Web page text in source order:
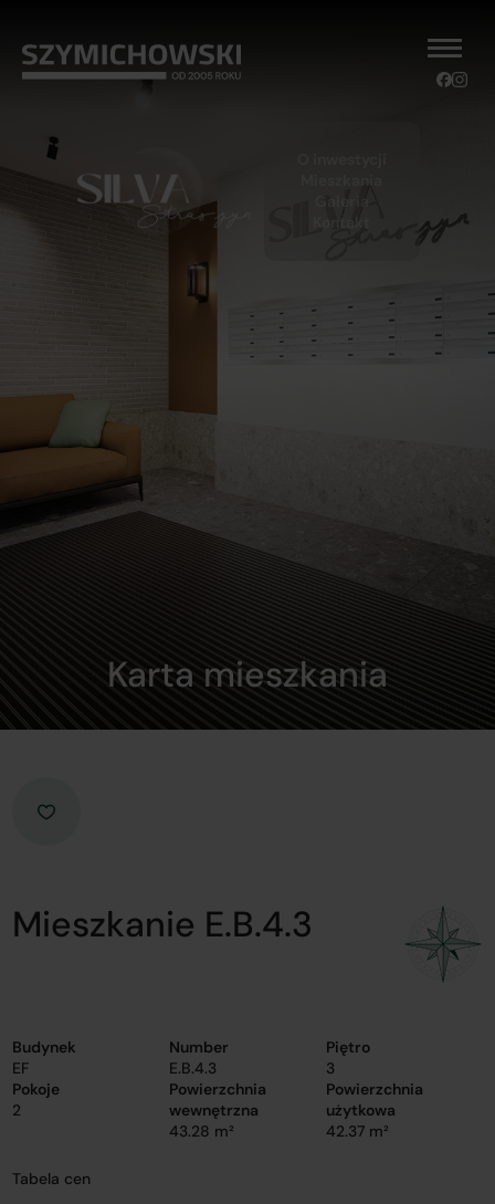
Galeria
Kontakt
Karta mieszkania
Mieszkanie E.B.4.3
Budynek
EF
Number
E.B.4.3
Piętro
3
Pokoje
2
Powierzchnia
wewnętrzna
43.28 m²
Powierzchnia
użytkowa
42.37 m²
Tabela cen